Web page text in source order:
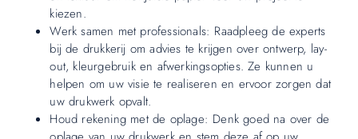
kiezen.
Werk samen met professionals: Raadpleeg de experts
bij de drukkerij om advies te krijgen over ontwerp, lay-
out, kleurgebruik en afwerkingsopties. Ze kunnen u
helpen om uw visie te realiseren en ervoor zorgen dat
uw drukwerk opvalt.
Houd rekening met de oplage: Denk goed na over de